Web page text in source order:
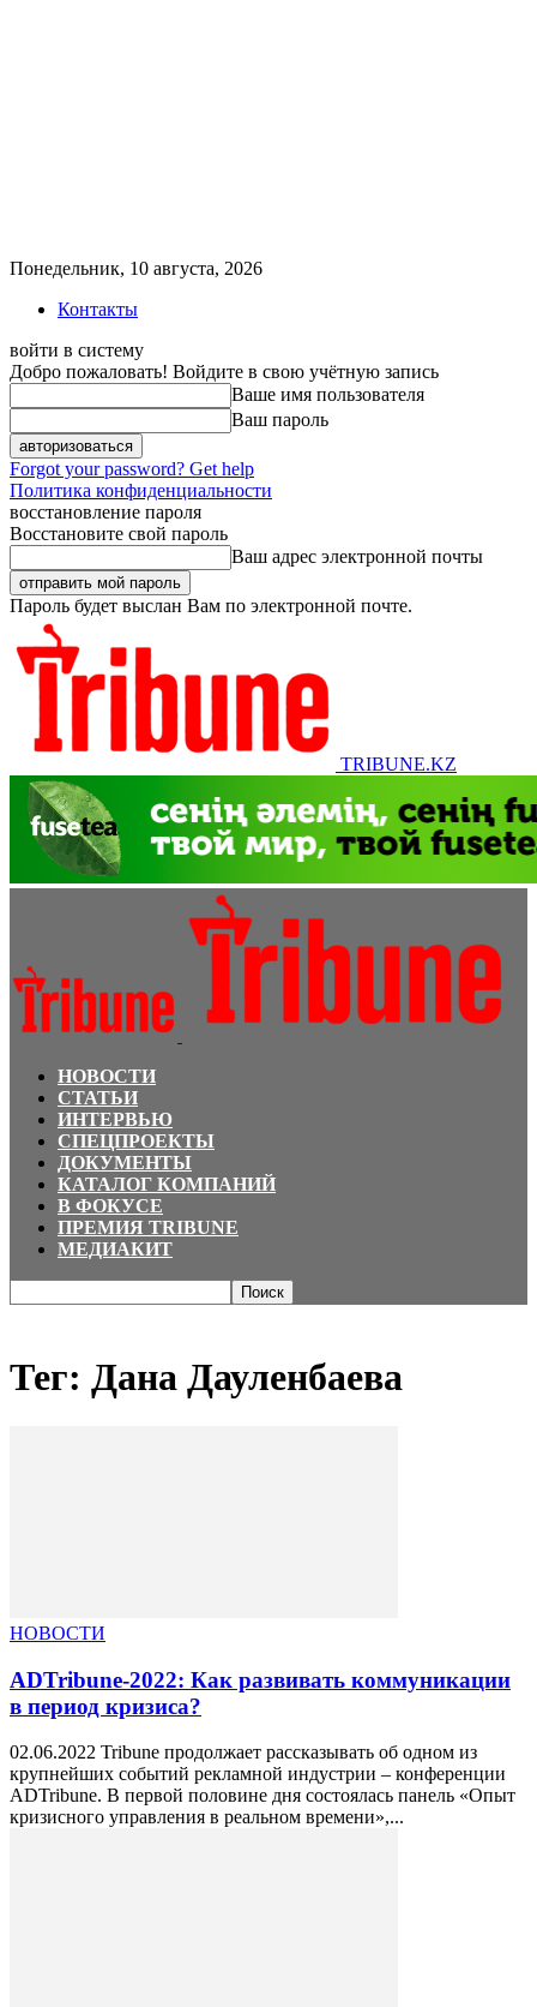
Понедельник, 10 августа, 2026
Контакты
войти в систему
Добро пожаловать! Войдите в свою учётную запись
Ваше имя пользователя
Ваш пароль
Forgot your password? Get help
Политика конфиденциальности
восстановление пароля
Восстановите свой пароль
Ваш адрес электронной почты
Пароль будет выслан Вам по электронной почте.
TRIBUNE.KZ
НОВОСТИ
СТАТЬИ
ИНТЕРВЬЮ
СПЕЦПРОЕКТЫ
ДОКУМЕНТЫ
КАТАЛОГ КОМПАНИЙ
В ФОКУСЕ
ПРЕМИЯ TRIBUNE
МЕДИАКИТ
Тег: Дана Дауленбаева
НОВОСТИ
ADTribune-2022: Как развивать коммуникации
в период кризиса?
02.06.2022 Tribune продолжает рассказывать об одном из
крупнейших событий рекламной индустрии – конференции
ADTribune. В первой половине дня состоялась панель «Опыт
кризисного управления в реальном времени»,...